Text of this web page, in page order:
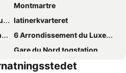
Montmartre
latinerkvarteret
6 Arrondissement du Luxembourg
Gare du Nord togstation
3 Arrondissement du Temple